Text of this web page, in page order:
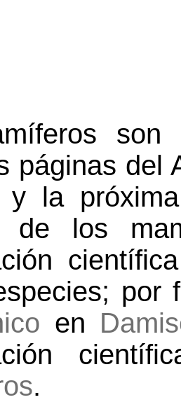
son
páginas del
y la
de los
por
en
.